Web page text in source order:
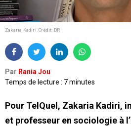
Zakaria Kadiri.Crédit: DR
Par Rania Jou
Temps de lecture : 7 minutes
Pour TelQuel, Zakaria Kadiri,
et professeur en sociologie à